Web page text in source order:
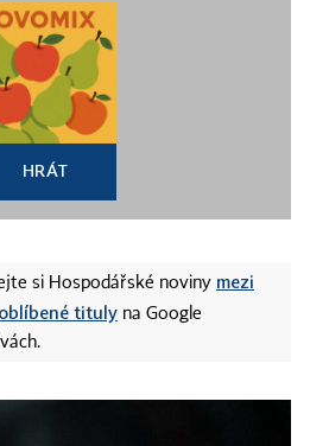
HRÁT
si Hospodářské noviny mezi
tituly na Google